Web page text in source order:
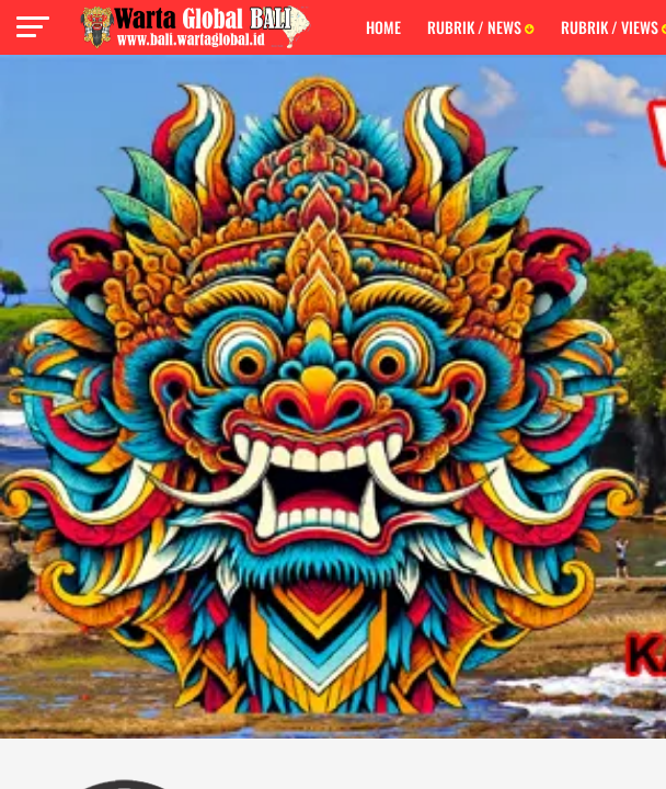
HOME RUBRIK / NEWS RUBRIK / VIEWS